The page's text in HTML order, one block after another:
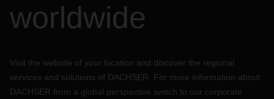
worldwide
Visit the website of your location and discover the regional
services and solutions of DACHSER. For more information about
DACHSER from a global perspective switch to our corporate